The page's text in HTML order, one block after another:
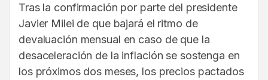
Tras la confirmación por parte del presidente
Javier Milei de que bajará el ritmo de
devaluación mensual en caso de que la
desaceleración de la inflación se sostenga en
los próximos dos meses, los precios pactados